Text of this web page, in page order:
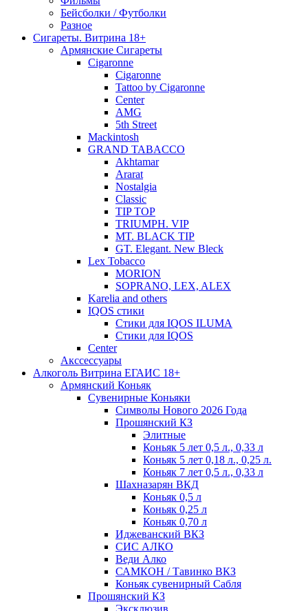
Бейсболки / Футболки
Разное
Сигареты. Витрина 18+
Армянские Сигареты
Cigaronne
Cigaronne
Tattoo by Cigaronne
Center
AMG
5th Street
Mackintosh
GRAND TABACCO
Akhtamar
Ararat
Nostalgia
Classic
TIP TOP
TRIUMPH. VIP
MT. BLACK TIP
GT. Elegant. New Bleck
Lex Tobacco
MORION
SOPRANO, LEX, ALEX
Karelia and others
IQOS стики
Стики для IQOS ILUMA
Стики для IQOS
Сenter
Акссессуары
Алкоголь Витрина ЕГАИС 18+
Армянский Коньяк
Сувенирные Коньяки
Символы Нового 2026 Года
Прошянский КЗ
Элитные
Коньяк 5 лет 0,5 л., 0,33 л
Коньяк 5 лет 0,18 л., 0,25 л.
Коньяк 7 лет 0,5 л., 0,33 л
Шахназарян ВКД
Коньяк 0,5 л
Коньяк 0,25 л
Коньяк 0,70 л
Иджеванский ВКЗ
СИС АЛКО
Веди Алко
САМКОН / Тавинко ВКЗ
Коньяк сувенирный Сабля
Прошянский КЗ
Эксклюзив